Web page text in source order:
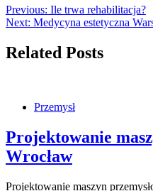
Previous: Ile trwa rehabilitacja?
Next: Medycyna estetyczna
Related Posts
Przemysł
Projektowanie
Wrocław
Projektowanie maszyn